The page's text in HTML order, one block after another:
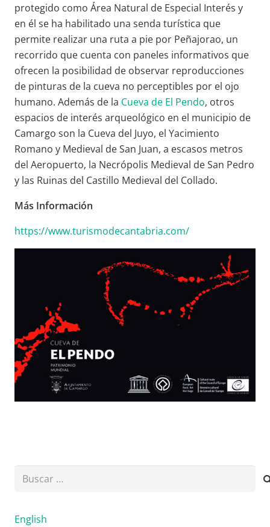
protegido como Área Natural de Especial Interés y
en él se ha habilitado una senda turística que
permite realizar una ruta a pie por Peñajorao, un
recorrido que cuenta con paneles informativos que
ofrecen la posibilidad de observar reproducciones
de pinturas de la cueva no perceptibles por el ojo
humano. Además de la Cueva de El Pendo, otros
espacios de interés arqueológico en el municipio de
Camargo son la Cueva del Juyo, el Yacimiento
Romano y Medieval de San Juan, a escasos metros
del Aeropuerto, la Necrópolis Medieval de San Pedro
y las Ruinas del Castillo Medieval del Collado.
Más Información
https://www.turismodecantabria.com/
Buscar:
English